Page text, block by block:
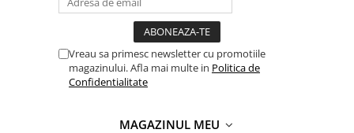
Vreau sa primesc newsletter cu promotiile
magazinului. Afla mai multe in Politica de
Confidentialitate
MAGAZINUL MEU